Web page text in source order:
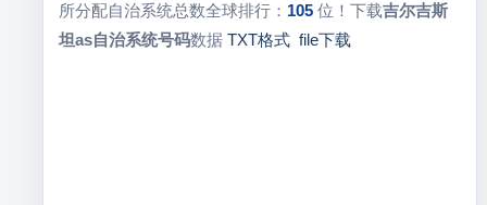
所分配自治系统总数全球排行： 105位！下载吉尔吉斯
坦as自治系统号码数据 TXT格式 file下载